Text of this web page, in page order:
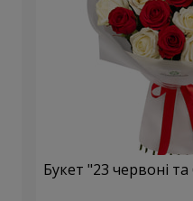
Букет "23 червоні та